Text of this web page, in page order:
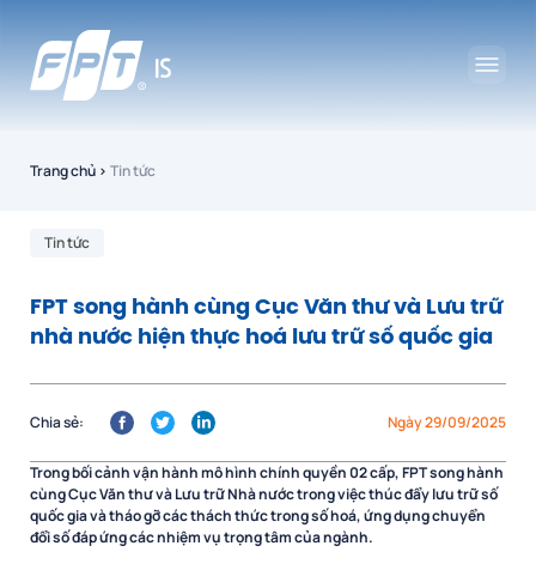
Trang chủ › Tin tức
Tin tức
FPT song hành cùng Cục Văn thư và Lưu trữ
nhà nước hiện thực hoá lưu trữ số quốc gia
Ngày 29/09/2025
Chia sẻ:
Trong bối cảnh vận hành mô hình chính quyền 02 cấp, FPT song hành
cùng Cục Văn thư và Lưu trữ Nhà nước trong việc thúc đẩy lưu trữ số
quốc gia và tháo gỡ các thách thức trong số hoá, ứng dụng chuyển
đổi số đáp ứng các nhiệm vụ trọng tâm của ngành.